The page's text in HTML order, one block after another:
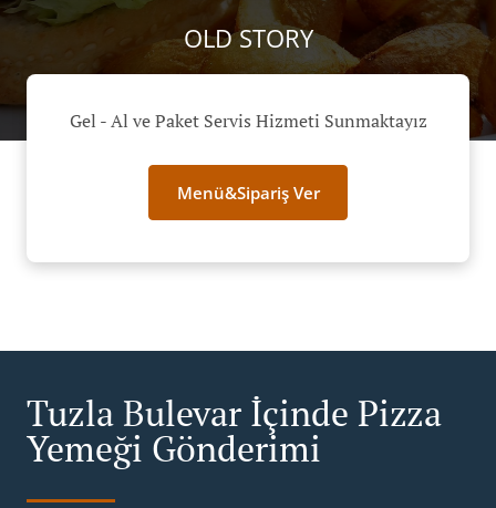
OLD STORY
Gel - Al ve Paket Servis Hizmeti Sunmaktayız
Menü&Sipariş Ver
Tuzla Bulevar İçinde Pizza
Yemeği Gönderimi